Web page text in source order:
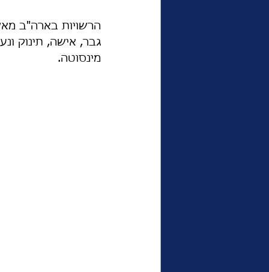
הרשויות בארה"ב
גבר, אישה, תינוק
מינסוטה.